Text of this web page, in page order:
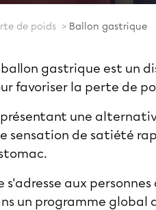
de poids Ballon gastrique
ballon gastrique est un
favoriser la perte de
une
sensation de satiété
s'adresse aux
un programme